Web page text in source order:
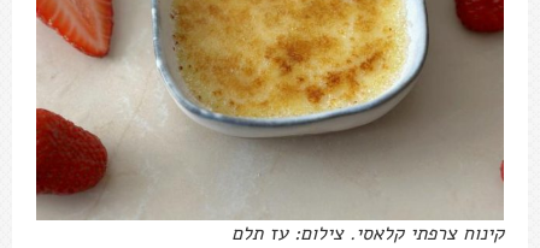
קינוח צרפתי קלאסי. צילום: עז תלם